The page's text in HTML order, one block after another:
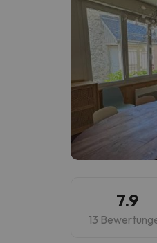
Es sieht so
7.9
13